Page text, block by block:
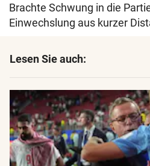
Brachte Schwung in die
Einwechslung aus kurzer
Lesen Sie auch: